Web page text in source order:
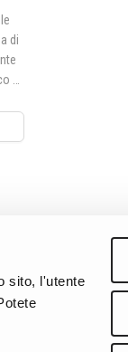
sito, l'utente
di
o